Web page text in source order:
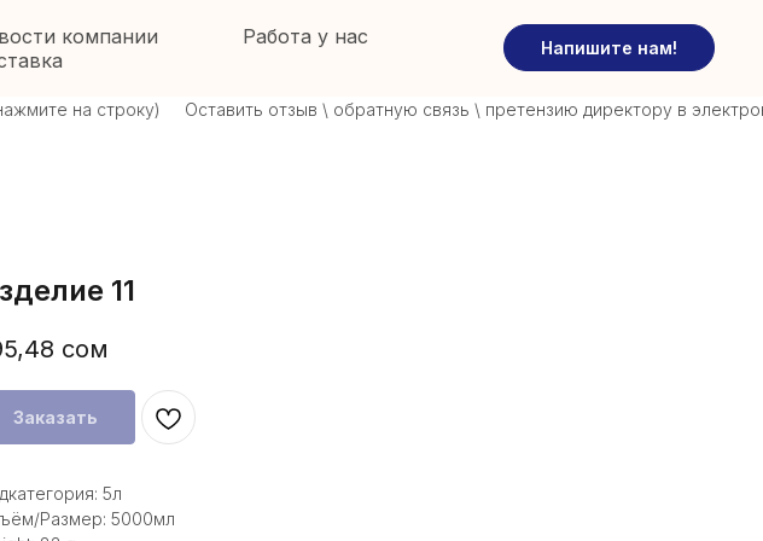
компании
Работа у нас
Напишите нам!
на строку) Оставить отзыв \ обратную связь \ претензию директору в
11
сом
Заказать
5л
Размер: 5000мл